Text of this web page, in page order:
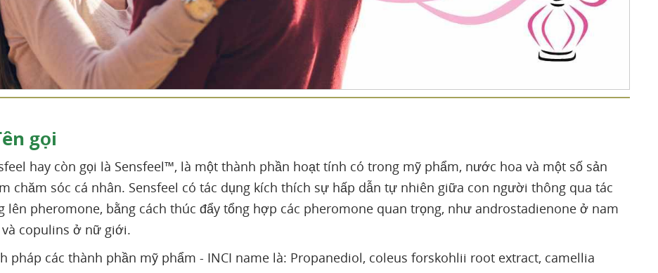
gọi
hay còn gọi là Sensfeel™, là một thành phần hoạt tính có trong mỹ phẩm, nước hoa và một số sản
chăm sóc cá nhân. Sensfeel có tác dụng kích thích sự hấp dẫn tự nhiên giữa con người thông qua tác
lên pheromone, bằng cách thúc đẩy tổng hợp các pheromone quan trọng, như androstadienone ở nam
copulins ở nữ giới.
pháp các thành phần mỹ phẩm - INCI name là: Propanediol, coleus forskohlii root extract, camellia